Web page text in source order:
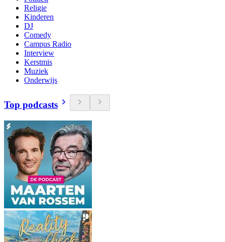
Religie
Kinderen
DJ
Comedy
Campus Radio
Interview
Kerstmis
Muziek
Onderwijs
Top podcasts